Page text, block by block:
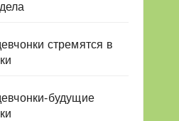
стремятся в
будущие